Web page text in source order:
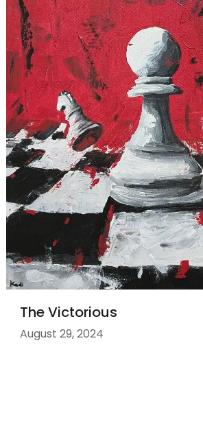
The Victorious
August 29, 2024